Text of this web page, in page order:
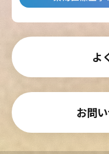
よ
お問